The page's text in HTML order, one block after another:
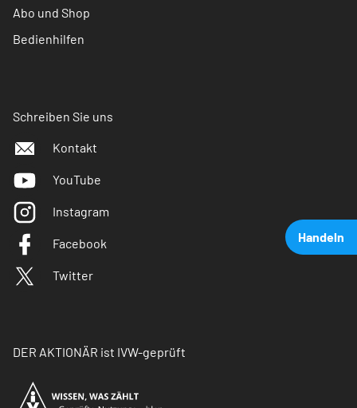
Handeln
Abo und Shop
Bedienhilfen
Schreiben Sie uns
Kontakt
YouTube
Instagram
Facebook
Twitter
DER AKTIONÄR ist IVW-geprüft